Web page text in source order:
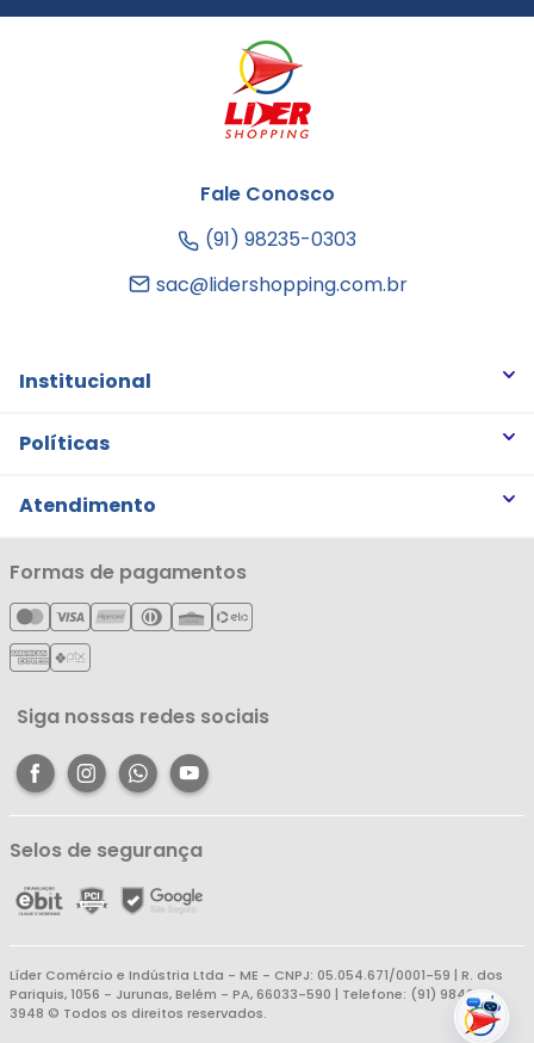
Fale Conosco
(91) 98235-0303
sac@lidershopping.com.br
Institucional
Quem somos
Notícias
Cartão Líderzan
Políticas
Trocas e Devoluções
Política de Privacidade
Política de Entrega
Política de Reembolso
Atendimento
Minha Conta
Meus Pedidos
Meus Favoritos
Central de Atendimento
Formas de pagamentos
Siga nossas redes sociais
Selos de segurança
Líder Comércio e Indústria Ltda - ME - CNPJ: 05.054.671/0001-59 | R. dos
Pariquis, 1056 - Jurunas, Belém - PA, 66033-590 | Telefone: (91) 98403-
3948 © Todos os direitos reservados.